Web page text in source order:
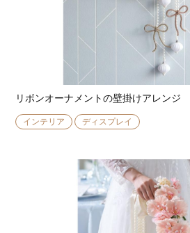
リボンオーナメントの壁掛けアレンジ
インテリア ディスプレイ